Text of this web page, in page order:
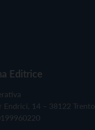
Editrice
Endrici, 14 – 38122 Trento